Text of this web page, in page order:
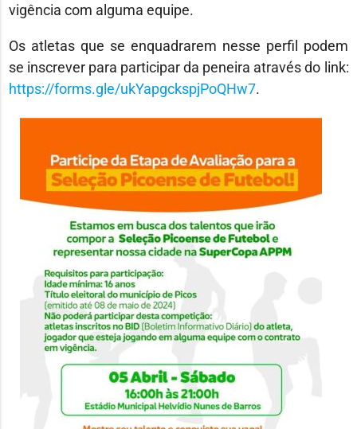
vigência com alguma equipe.
Os atletas que se enquadrarem nesse perfil podem
se inscrever para participar da peneira através do link:
https://forms.gle/ukYapgckspjPoQHw7.